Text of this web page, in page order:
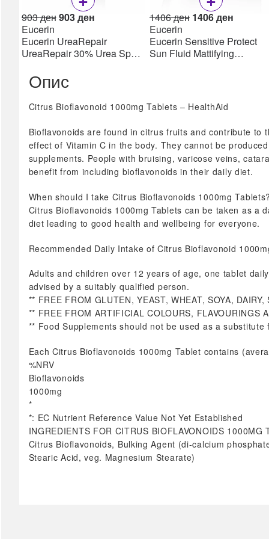
Прва помош
Инконтиненција
Клизма
Лепенки & Компреси
Третман на рани
Фластери & Газа
сите →
Кондоми
Лубриканти
Потенција
сите →
Фамилијарно
планирање
Фертилитет
Тест за бременост
сите →
Стапала & Вени
Стапала
сите →
Имунитет
Уринарен тракт
прашоци
Спиење
сите →
903денOriginal
was:
903 ден.
903денCurrent
is:
903 ден.
Eucerin
Eucerin UreaRepair
UreaRepair 30% Urea Spot
75 мл
1406ден Original
was:
1406 ден.
1406денCurrent
is:
1406 ден.
Eucerin
Eucerin Sensitive Protect
Sun Fluid Mattifying
Опис
Citrus Bioflavonoid 1000mg Tablets – HealthAid
Bioflavonoids are found in citrus fruits and contribute
effect of Vitamin C in the body. They cannot be
supplements. People with bruising, varicose veins,
benefit from including bioflavonoids in their daily diet.
When should I take Citrus Bioflavonoids 1000mg Tablets?
Citrus Bioflavonoids 1000mg Tablets can be taken as a
diet leading to good health and wellbeing for everyone.
Recommended Daily Intake of Citrus Bioflavonoid
Adults and children over 12 years of age, one tablet
advised by a suitably qualified person.
** FREE FROM GLUTEN, YEAST, WHEAT, SOYA, DAIRY,
** FREE FROM ARTIFICIAL COLOURS, FLAVOURINGS
** Food Supplements should not be used as a
Each Citrus Bioflavonoids 1000mg Tablet contains
%NRV
Bioflavonoids
1000mg
*
*: EC Nutrient Reference Value Not Yet Established
INGREDIENTS FOR CITRUS BIOFLAVONOIDS 1000MG
Citrus Bioflavonoids, Bulking Agent (di-calcium
Stearic Acid, veg. Magnesium Stearate)